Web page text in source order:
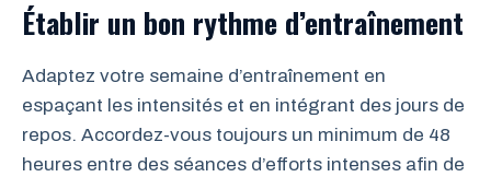
Établir un bon rythme d’entraînement
Adaptez votre semaine d’entraînement en
espaçant les intensités et en intégrant des jours de
repos. Accordez-vous toujours un minimum de 48
heures entre des séances d’efforts intenses afin de